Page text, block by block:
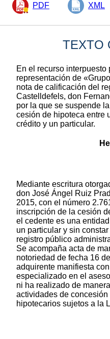
PDF XML
TEXTO
En el recurso interpuesto
representación de
nota de calificación del
Castelldefels, don
por la que se suspende
cesión de hipoteca entre
crédito y un particular.
Mediante escritura
don José Ángel Ruiz
2015, con el número
inscripción de la cesión
el cedente es una
un particular y sin
registro público
Se acompaña acta de
notoriedad de fecha 16
adquirente manifiesta
especializado en el
ni ha realizado de
actividades de
hipotecarios sujetos a la